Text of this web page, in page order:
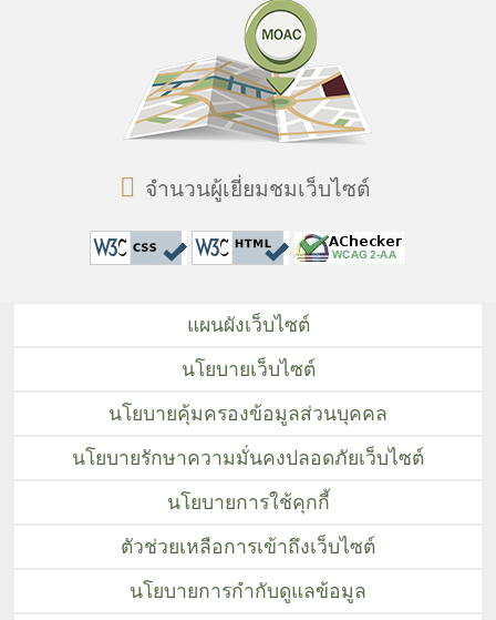
จำนวนผู้เยี่ยมชมเว็บไซต์
แผนผังเว็บไซต์
นโยบายเว็บไซต์
นโยบายคุ้มครองข้อมูลส่วนบุคคล
นโยบายรักษาความมั่นคงปลอดภัยเว็บไซต์
นโยบายการใช้คุกกี้
ตัวช่วยเหลือการเข้าถึงเว็บไซต์
นโยบายการกำกับดูแลข้อมูล